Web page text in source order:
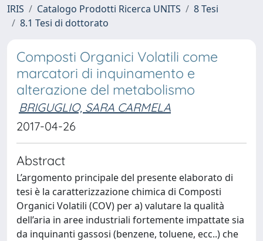
IRIS Catalogo Prodotti Ricerca UNITS
8 Tesi
8.1 Tesi di dottorato
Composti Organici Volatili come
marcatori di inquinamento e
alterazione del metabolismo
BRIGUGLIO, SARA CARMELA
2017-04-26
Abstract
L’argomento principale del presente elaborato di
tesi è la caratterizzazione chimica di Composti
Organici Volatili (COV) per a) valutare la qualità
dell’aria in aree industriali fortemente impattate sia
da inquinanti gassosi (benzene, toluene, ecc..) che